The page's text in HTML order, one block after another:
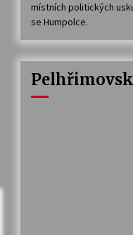
místních politických
se Humpolce.